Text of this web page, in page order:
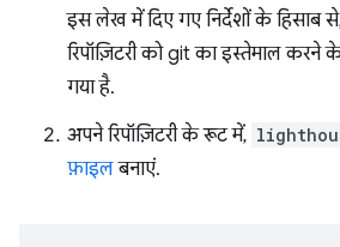
इस लेख में दिए गए निर्देशों के हिसाब
रिपॉज़िटरी को git का इस्तेमाल करने
गया है.
अपने रिपॉज़िटरी के रूट में,
फ़ाइलबनाएं.